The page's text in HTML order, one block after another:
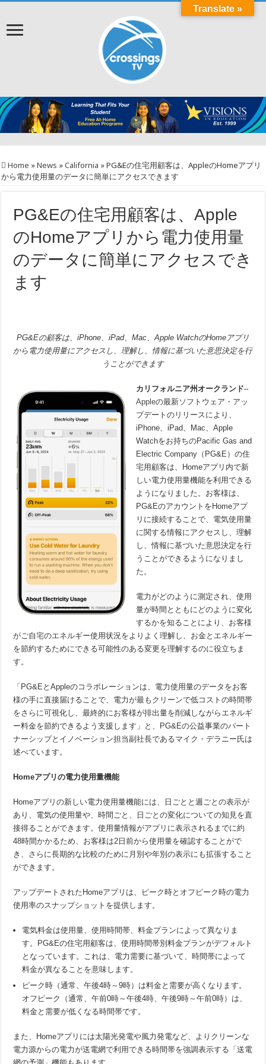
Home »News »California »PG&Eの住宅用顧客は、AppleのHomeアプリ
から電力使用量のデータに簡単にアクセスできます
PG&Eの住宅用顧客は、Apple
のHomeアプリから電力使用量
のデータに簡単にアクセスでき
ます
PG&Eの顧客は、iPhone、iPad、Mac、Apple WatchのHomeアプリ
から電力使用量にアクセスし、理解し、情報に基づいた意思決定を行
うことができます
カリフォルニア州オークランド–
Appleの最新ソフトウェア・アッ
プデートのリリースにより、
iPhone、iPad、Mac、Apple
Watchをお持ちのPacific Gas and
Electric Company（PG&E）の住
宅用顧客は、Homeアプリ内で新
しい電力使用量機能を利用できる
ようになりました。お客様は、
PG&EのアカウントをHomeアプ
リに接続することで、電気使用量
に関する情報にアクセスし、理解
し、情報に基づいた意思決定を行
うことができるようになりまし
た。
電力がどのように測定され、使用
量が時間とともにどのように変化
するかを知ることにより、お客様
がご自宅のエネルギー使用状況をよりよく理解し、お金とエネルギー
を節約するためにできる可能性のある変更を理解するのに役立ちま
す。
「PG&EとAppleのコラボレーションは、電力使用量のデータをお客
様の手に直接届けることで、電力が最もクリーンで低コストの時間帯
をさらに可視化し、最終的にお客様が排出量を削減しながらエネルギ
ー料金を節約できるよう支援します」と、PG&Eの公益事業のパート
ナーシップとイノベーション担当副社長であるマイク・デラニー氏は
述べています。
Homeアプリの電力使用量機能
Homeアプリの新しい電力使用量機能には、日ごとと週ごとの表示が
あり、電気の使用量や、時間ごと、日ごとの変化についての知見を直
接得ることができます。使用量情報がアプリに表示されるまでに約
48時間かかるため、お客様は2日前から使用量を確認することがで
き、さらに長期的な比較のために月別や年別の表示にも拡張すること
ができます。
アップデートされたHomeアプリは、ピーク時とオフピーク時の電力
使用率のスナップショットを提供します。
電気料金は使用量、使用時間帯、料金プランによって異なりま
す。PG&Eの住宅用顧客は、使用時間帯別料金プランがデフォルト
となっています。これは、電力需要に基づいて、時間帯によって
料金が異なることを意味します。
ピーク時（通常、午後4時～9時）は料金と需要が高くなります。
オフピーク（通常、午前0時～午後4時、午後9時～午前0時）は、
料金と需要が低くなる時間帯です。
また、Homeアプリには太陽光発電や風力発電など、よりクリーンな
電力源からの電力が送電網で利用できる時間帯を強調表示する「送電
Translate »